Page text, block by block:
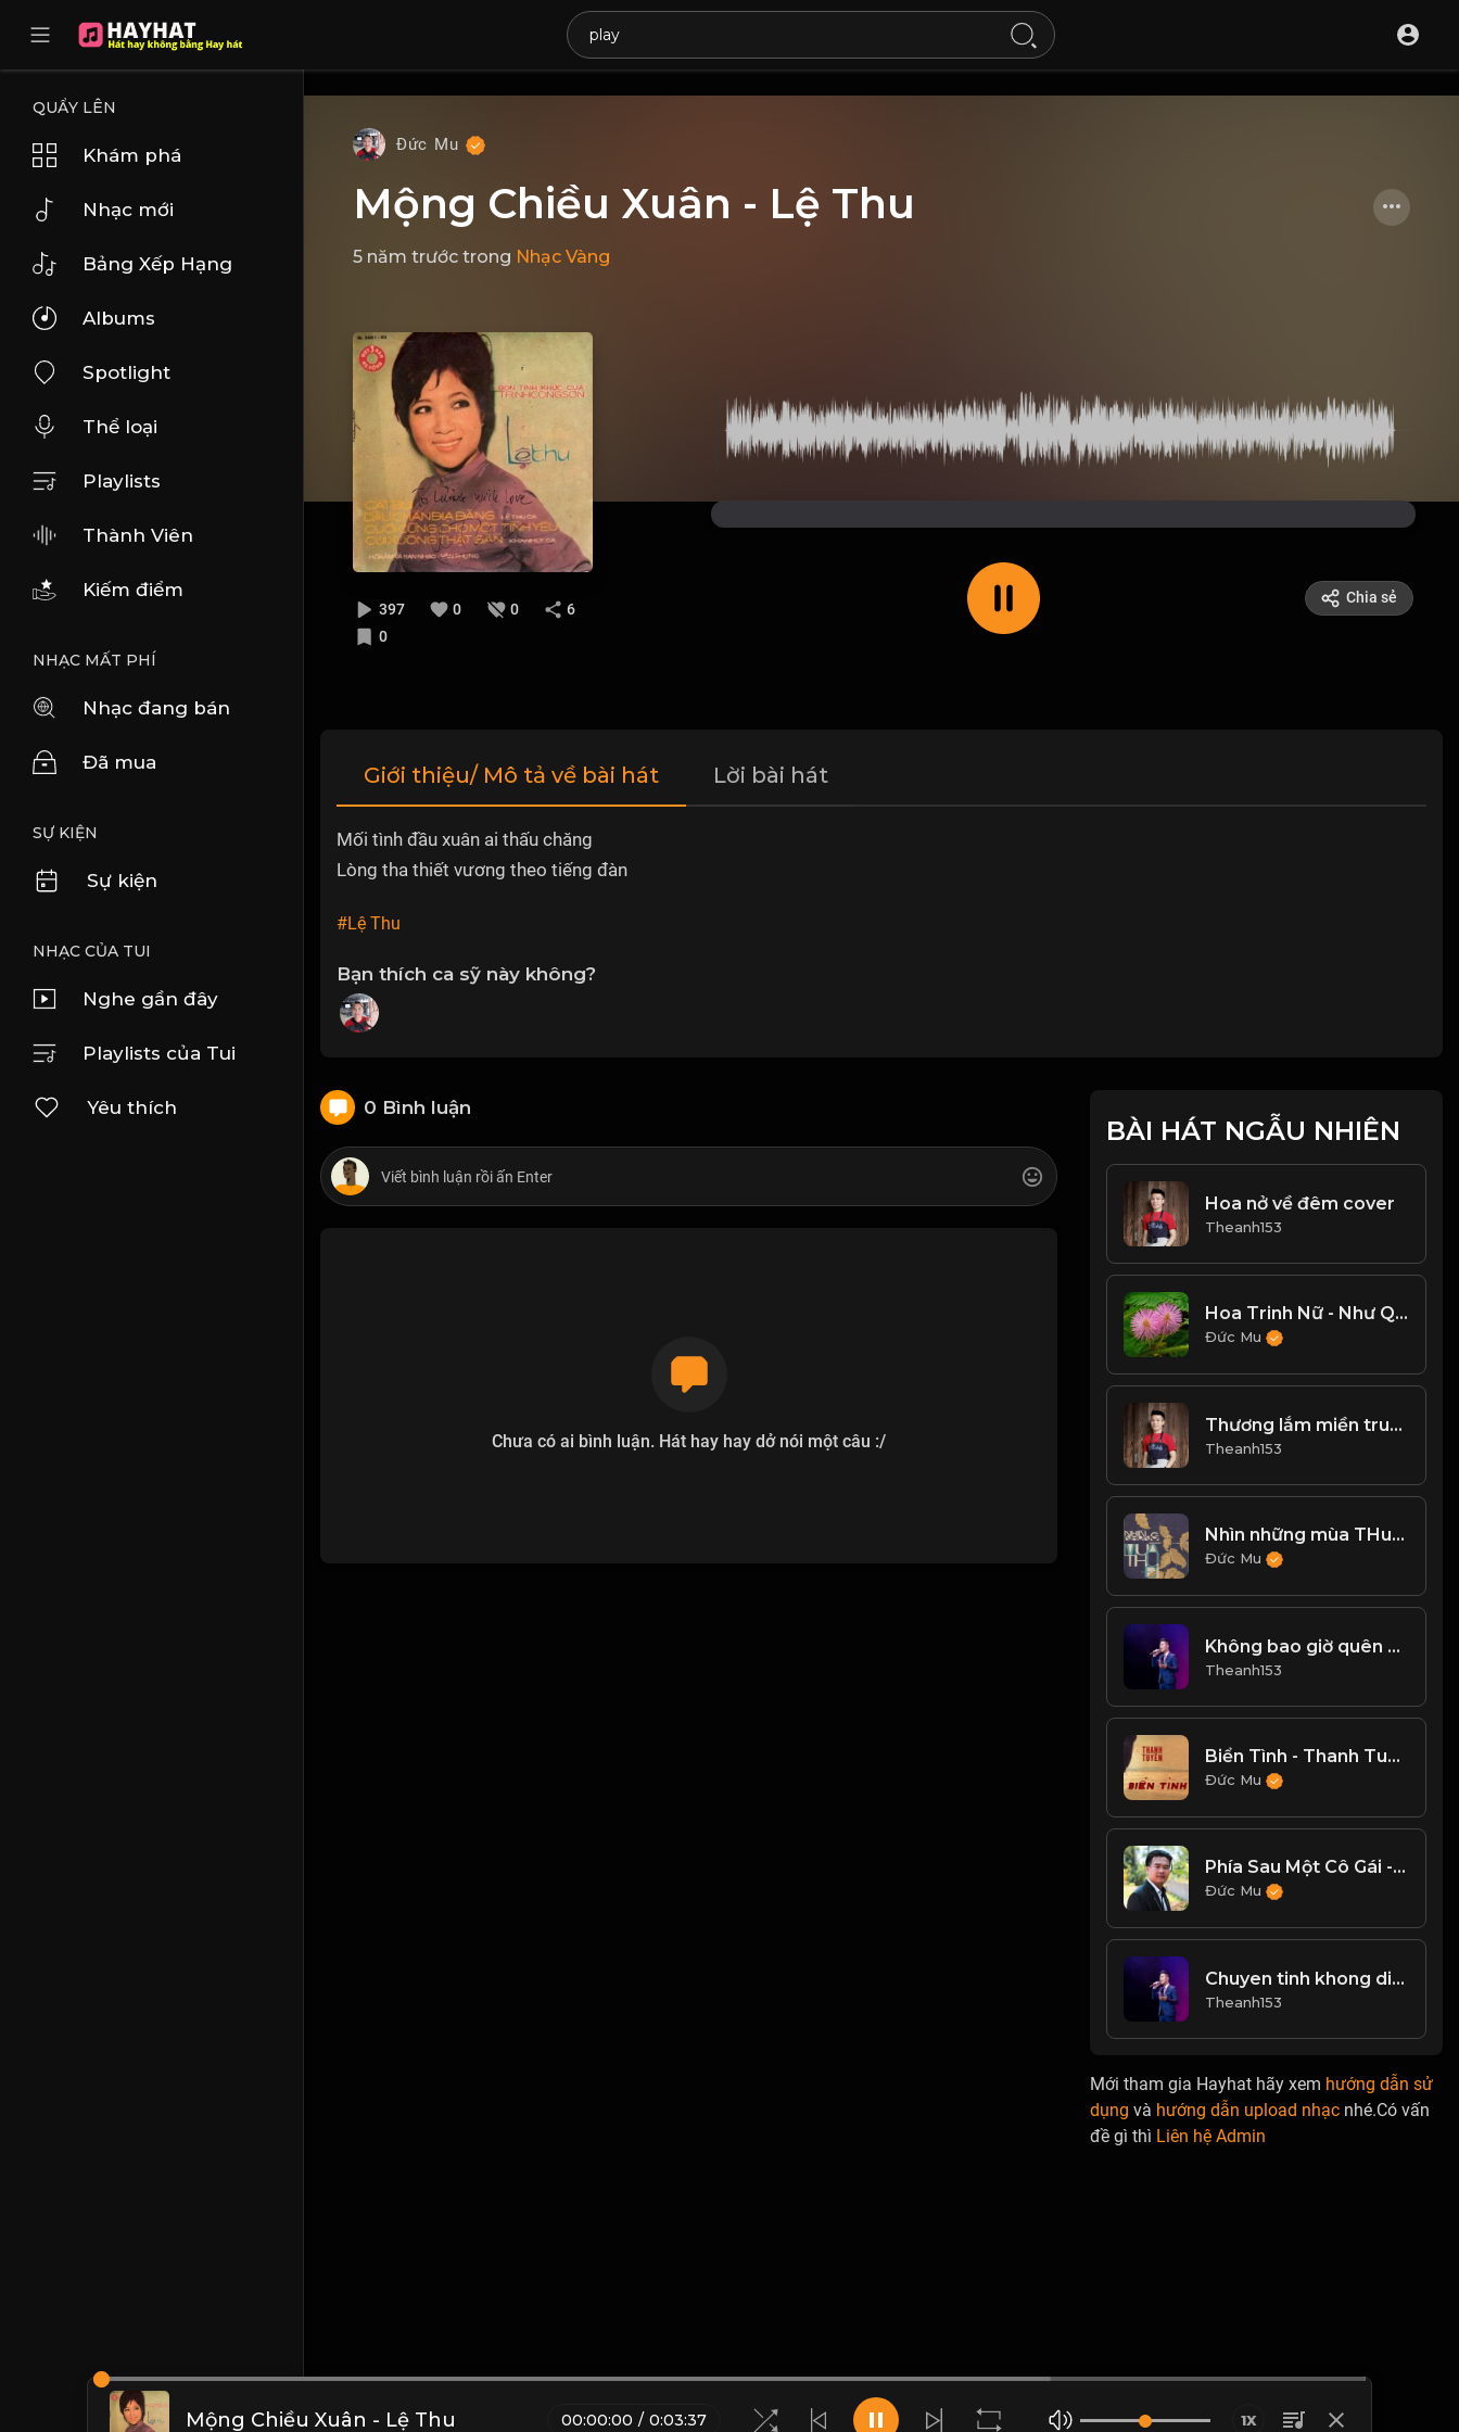
QUẨY LÊN
Khám phá
Nhạc mới
Bảng Xếp Hạng
Albums
Spotlight
Thể loại
Playlists
Thành Viên
Kiếm điểm
NHẠC MẤT PHÍ
Nhạc đang bán
Đã mua
SỰ KIỆN
Sự kiện
NHẠC CỦA TUI
Nghe gần đây
Playlists của Tui
Yêu thích
Đức Mu
Mộng Chiều Xuân - Lệ Thu
5 năm trước trong Nhạc Vàng
397 0 0
6
0
Chia sẻ
Giới thiệu/ Mô tả về bài hát Lời bài hát
Mối tình đầu xuân ai thấu chăng
Lòng tha thiết vương theo tiếng đàn
#Lệ Thu
Bạn thích ca sỹ này không?
0 Bình luận
Chưa có ai bình luận. Hát hay hay dở nói một câu :/
BÀI HÁT NGẪU NHIÊN
Hoa nở về đêm cover
Theanh153
Hoa Trinh Nữ - Như Quỳnh
Đức Mu
Thương lắm miền trung ơi cover
Theanh153
Nhìn những mùa THu đi - Tuyết Phượng Cover
Đức Mu
Không bao giờ quên em cover
Theanh153
Biển Tình - Thanh Tuyền
Đức Mu
Phía Sau Một Cô Gái - Lưu Minh Tài Smile
Đức Mu
Chuyen tinh khong di vang cover
Theanh153
Mới tham gia Hayhat hãy xem hướng dẫn sử
dụng và hướng dẫn upload nhạc nhé.Có vấn
đề gì thì Liên hệ Admin
Mộng Chiều Xuân - Lệ Thu 00:00:00 / 0:03:37